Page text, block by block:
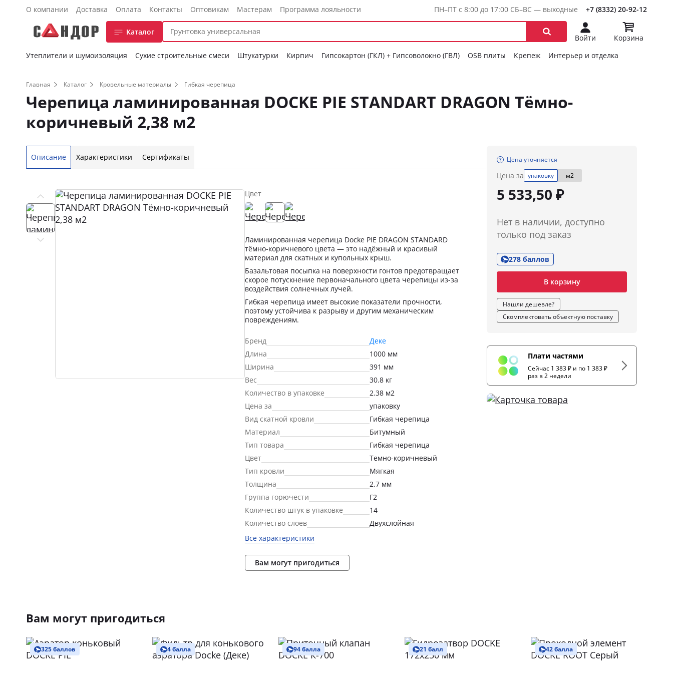
О компании Доставка Оплата Контакты Оптовикам Мастерам Программа лояльности ПН–ПТ с 8:00 до 17:00 СБ–ВС — выходные +7 (8332) 20-92-12
Каталог
Войти
Корзина
Утеплители и шумоизоляция
Сухие строительные смеси Штукатурки Кирпич Гипсокартон (ГКЛ) + Гипсоволокно (ГВЛ) OSB плиты Крепеж Интерьер и отделка
Главная Каталог Кровельные материалы Гибкая черепица
Черепица ламинированная DOCKE PIE STANDART DRAGON Тёмно-
коричневый 2,38 м2
Описание Характеристики Сертификаты
Цвет
Ламинированная черепица Docke PIE DRAGON STANDARD
тёмно-коричневого цвета — это надёжный и красивый
материал для скатных и купольных крыш.
Базальтовая посыпка на поверхности гонтов предотвращает
скорое потускнение первоначального цвета черепицы из-за
воздействия солнечных лучей.
Гибкая черепица имеет высокие показатели прочности,
поэтому устойчива к разрыву и другим механическим
повреждениям.
Бренд
Деке
Длина
1000 мм
Ширина
391 мм
Вес
30.8 кг
Количество в упаковке
2.38 м2
Цена за
упаковку
Вид скатной кровли
Гибкая черепица
Материал
Битумный
Тип товара
Гибкая черепица
Цвет
Темно-коричневый
Тип кровли
Мягкая
Толщина
2.7 мм
Группа горючести
Г2
Количество штук в упаковке
14
Количество слоев
Двухслойная
Все характеристики
Вам могут пригодиться
Цена уточняется
Цена за упаковку м2
5 533,50 ₽
Нет в наличии, доступно
только под заказ
278 баллов
В корзину
Нашли дешевле?
Скомплектовать объектную поставку
Плати частями
Сейчас 1 383 ₽ и по 1 383 ₽
раз в 2 недели
Вам могут пригодиться
325 баллов 4 балла 94 балла 21 балл 42 балла